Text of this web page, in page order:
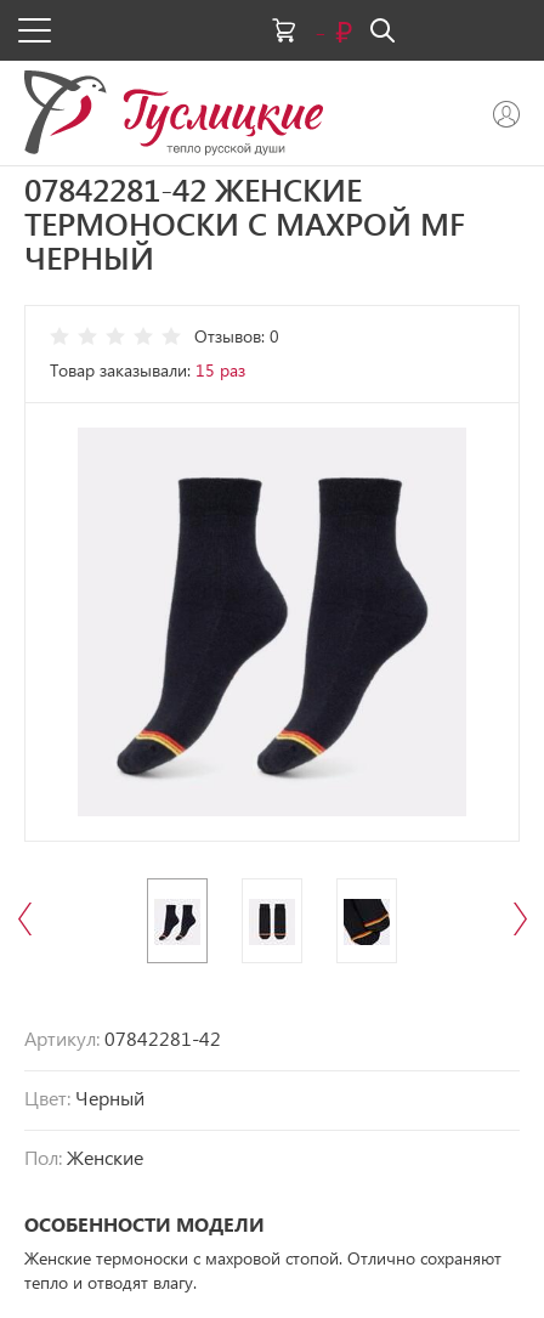
-
07842281-42 ЖЕНСКИЕ
ТЕРМОНОСКИ С МАХРОЙ MF
ЧЕРНЫЙ
Отзывов: 0
Товар заказывали: 15 раз
Артикул:07842281-42
Цвет: Черный
Пол:Женские
ОСОБЕННОСТИ МОДЕЛИ
Женские термоноски с махровой стопой. Отлично сохраняют
тепло и отводят влагу.